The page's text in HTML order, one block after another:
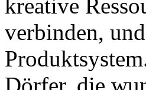
kreative
verbinden,
Dörfer, die